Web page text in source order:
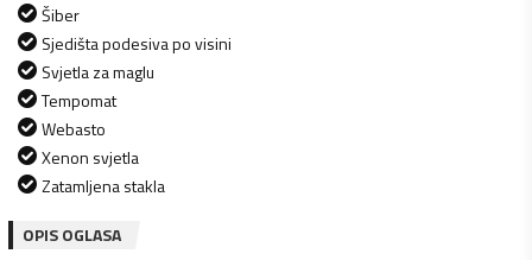
Šiber
Sjedišta podesiva po visini
Svjetla za maglu
Tempomat
Webasto
Xenon svjetla
Zatamljena stakla
OPIS OGLASA